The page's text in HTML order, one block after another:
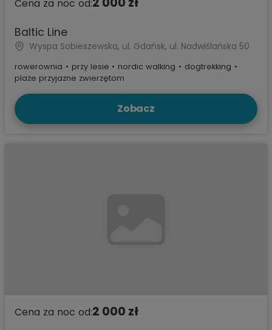
Cena za noc od:
Baltic Line
Wyspa Sobieszewska, ul. Gdańsk, ul. Nadwiślańska 50
rowerownia • przy lesie • nordic walking • dogtrekking •
plaże przyjazne zwierzętom
Zobacz
Cena za noc od:2 000 zł